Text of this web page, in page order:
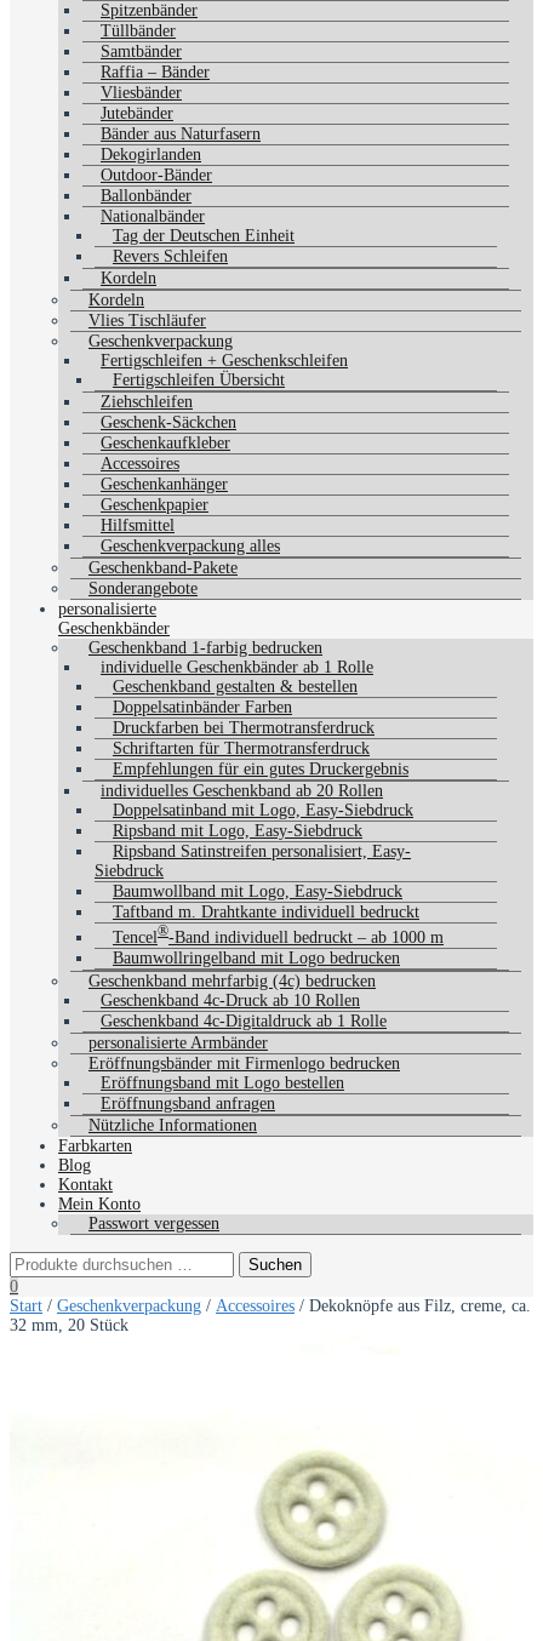
Spitzenbänder
Tüllbänder
Samtbänder
Raffia – Bänder
Vliesbänder
Jutebänder
Bänder aus Naturfasern
Dekogirlanden
Outdoor-Bänder
Ballonbänder
Nationalbänder
Tag der Deutschen Einheit
Revers Schleifen
Kordeln
Kordeln
Vlies Tischläufer
Geschenkverpackung
Fertigschleifen + Geschenkschleifen
Fertigschleifen Übersicht
Ziehschleifen
Geschenk-Säckchen
Geschenkaufkleber
Accessoires
Geschenkanhänger
Geschenkpapier
Hilfsmittel
Geschenkverpackung alles
Geschenkband-Pakete
Sonderangebote
personalisierte
Geschenkbänder
Geschenkband 1-farbig bedrucken
individuelle Geschenkbänder ab 1 Rolle
Geschenkband gestalten & bestellen
Doppelsatinbänder Farben
Druckfarben bei Thermotransferdruck
Schriftarten für Thermotransferdruck
Empfehlungen für ein gutes Druckergebnis
individuelles Geschenkband ab 20 Rollen
Doppelsatinband mit Logo, Easy-Siebdruck
Ripsband mit Logo, Easy-Siebdruck
Ripsband Satinstreifen personalisiert, Easy-
Siebdruck
Baumwollband mit Logo, Easy-Siebdruck
Taftband m. Drahtkante individuell bedruckt
Tencel®-Band individuell bedruckt – ab 1000 m
Baumwollringelband mit Logo bedrucken
Geschenkband mehrfarbig (4c) bedrucken
Geschenkband 4c-Druck ab 10 Rollen
Geschenkband 4c-Digitaldruck ab 1 Rolle
personalisierte Armbänder
Eröffnungsbänder mit Firmenlogo bedrucken
Eröffnungsband mit Logo bestellen
Eröffnungsband anfragen
Nützliche Informationen
Farbkarten
Blog
Kontakt
Mein Konto
Passwort vergessen
0
Start / Geschenkverpackung / Accessoires / Dekoknöpfe aus Filz, creme, ca.
32 mm, 20 Stück